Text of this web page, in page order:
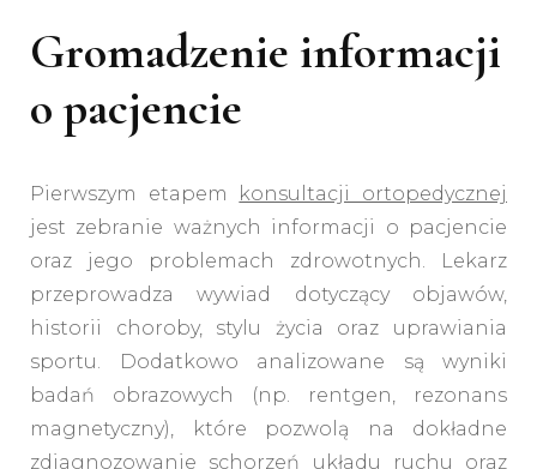
Gromadzenie informacji
o pacjencie
Pierwszym etapem konsultacji ortopedycznej
jest zebranie ważnych informacji o pacjencie
oraz jego problemach zdrowotnych. Lekarz
przeprowadza wywiad dotyczący objawów,
historii choroby, stylu życia oraz uprawiania
sportu. Dodatkowo analizowane są wyniki
badań obrazowych (np. rentgen, rezonans
magnetyczny), które pozwolą na dokładne
zdiagnozowanie schorzeń układu ruchu oraz